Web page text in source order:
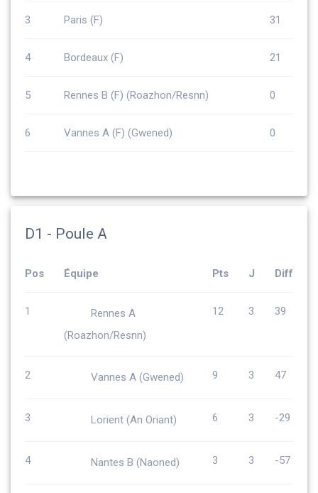
3 Paris (F) 31
4 Bordeaux (F) 21
5 Rennes B (F) (Roazhon/Resnn) 0
6 Vannes A (F) (Gwened) 0
D1 - Poule A
Pos Équipe Pts J Diff
1
Rennes A
(Roazhon/Resnn)
12 3 39
2 Vannes A (Gwened) 9 3 47
3 Lorient (An Oriant) 6 3 -29
4 Nantes B (Naoned) 3 3 -57